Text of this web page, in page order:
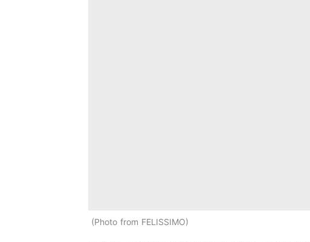
Photo from FELISSIMO